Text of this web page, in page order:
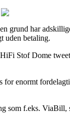
grund har
uden betaling.
Stof Dome
enormt
f.eks. ViaBill,